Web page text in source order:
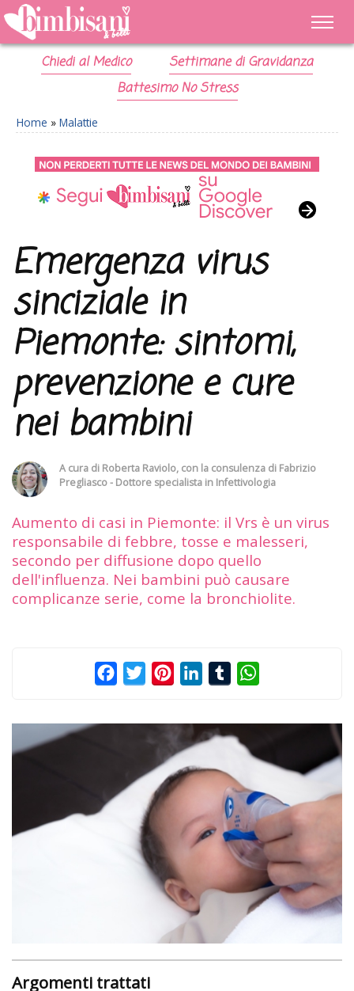
Chiedi al Medico
Settimane di Gravidanza
Battesimo No Stress
Home » Malattie
Emergenza virus
sinciziale in
Piemonte: sintomi,
prevenzione e cure
nei bambini
A cura di Roberta Raviolo, con la consulenza di Fabrizio
Pregliasco - Dottore specialista in Infettivologia
Aumento di casi in Piemonte: il Vrs è un virus
responsabile di febbre, tosse e malesseri,
secondo per diffusione dopo quello
dell'influenza. Nei bambini può causare
complicanze serie, come la bronchiolite.
FacebookTwitterPinterestLinkedInTumblr
Argomenti trattati